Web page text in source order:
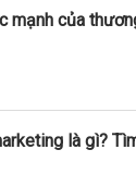
mạnh của
là gì?